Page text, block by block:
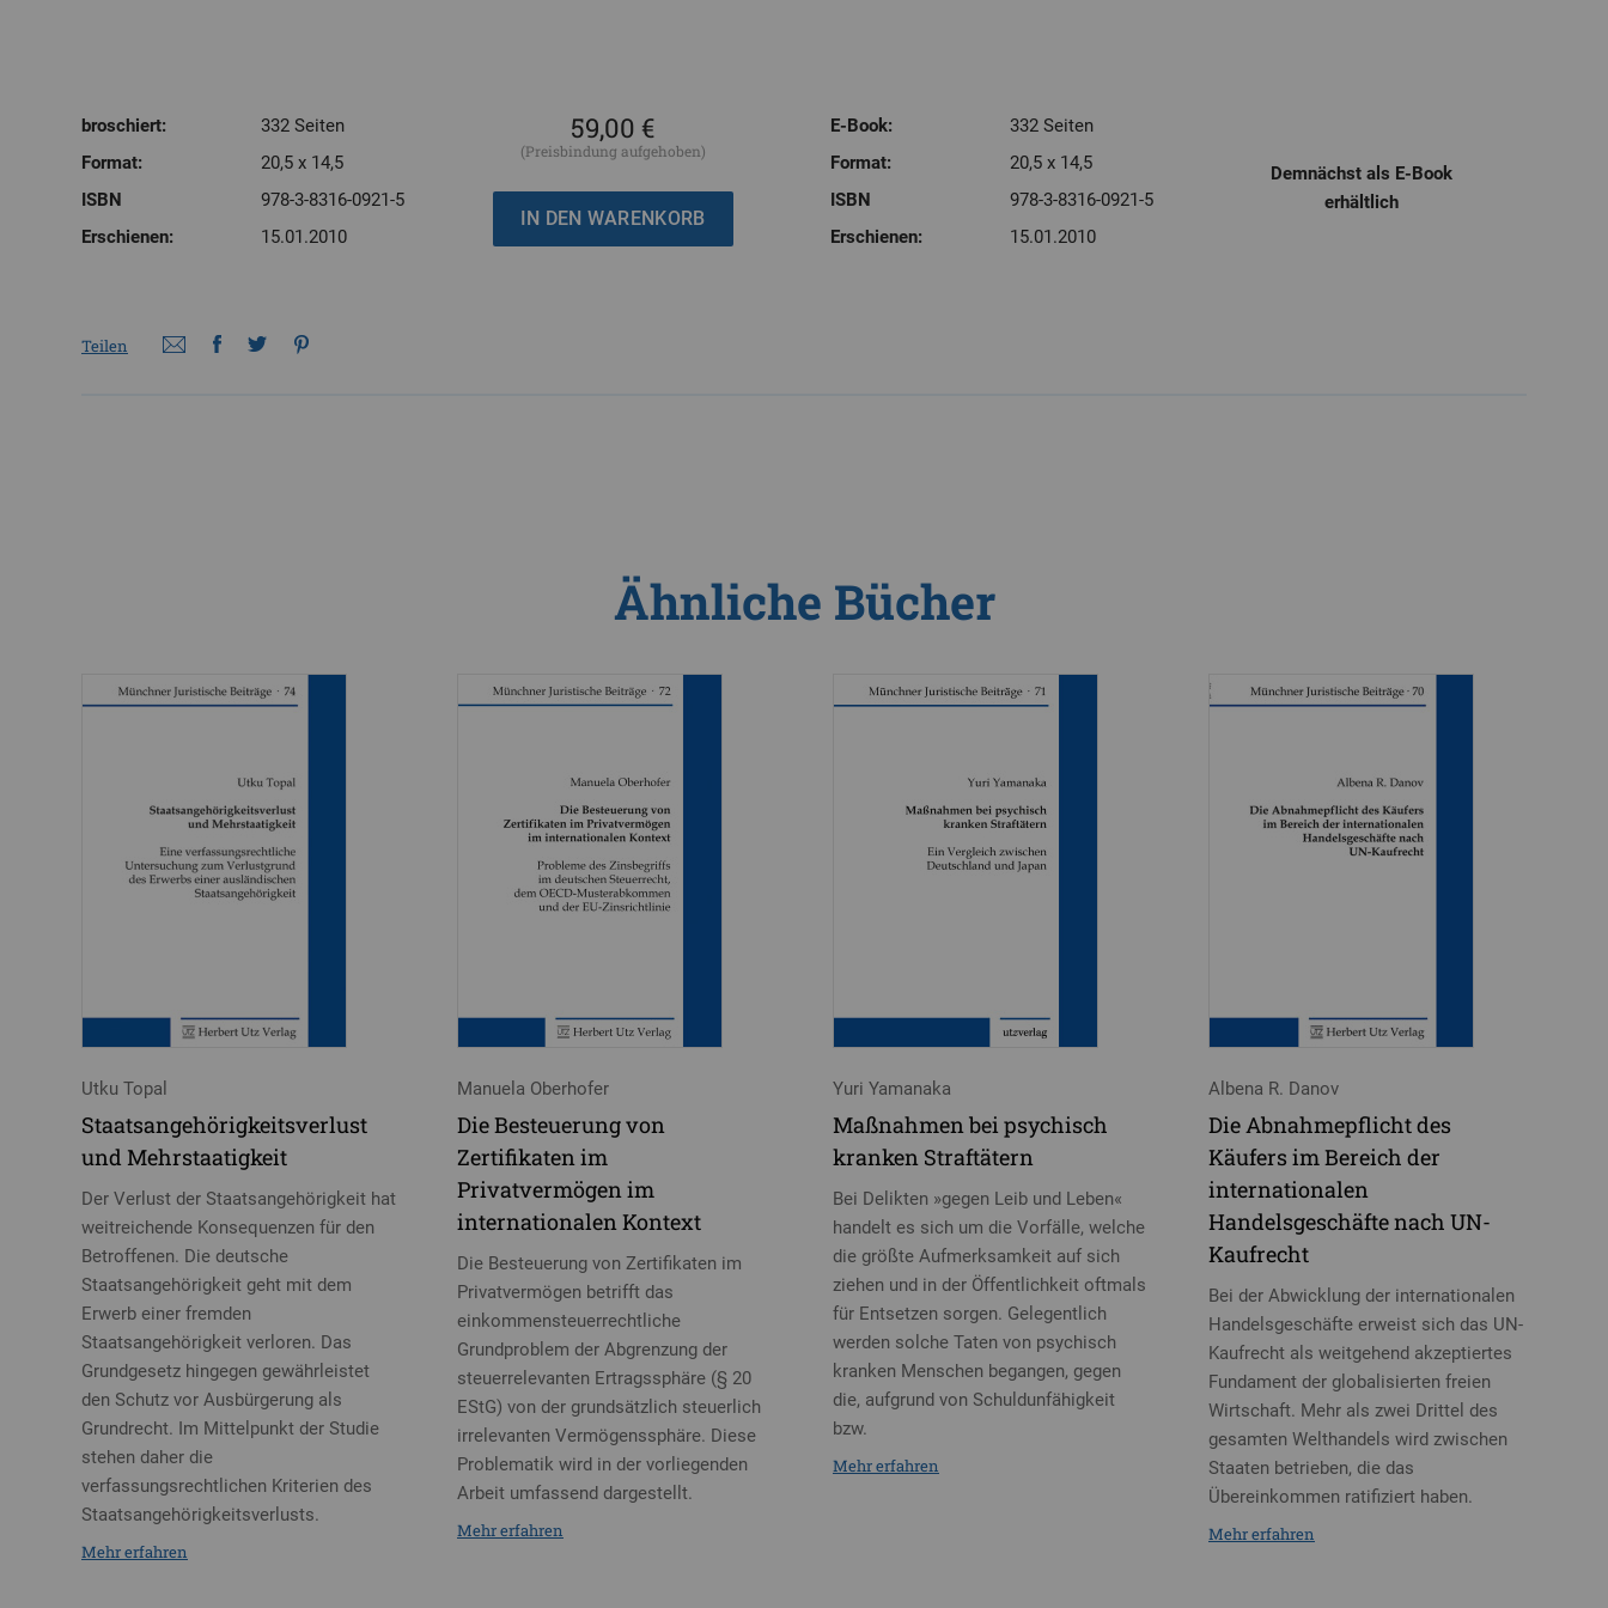
broschiert:
332 Seiten
Format:
20,5 x 14,5
ISBN
978-3-8316-0921-5
Erschienen:
15.01.2010
59,00 €
(Preisbindung aufgehoben)
E-Book:
332 Seiten
Format:
20,5 x 14,5
ISBN
978-3-8316-0921-5
Erschienen:
15.01.2010
Demnächst als E-Book
erhältlich
Teilen
Ähnliche Bücher
Utku Topal
Staatsangehörigkeitsverlust
und Mehrstaatigkeit
Der Verlust der Staatsangehörigkeit hat
weitreichende Konsequenzen für den
Betroffenen. Die deutsche
Staatsangehörigkeit geht mit dem
Erwerb einer fremden
Staatsangehörigkeit verloren. Das
Grundgesetz hingegen gewährleistet
den Schutz vor Ausbürgerung als
Grundrecht. Im Mittelpunkt der Studie
stehen daher die
verfassungsrechtlichen Kriterien des
Staatsangehörigkeitsverlusts.
Mehr erfahren
Manuela Oberhofer
Die Besteuerung von
Zertifikaten im
Privatvermögen im
internationalen Kontext
Die Besteuerung von Zertifikaten im
Privatvermögen betrifft das
einkommensteuerrechtliche
Grundproblem der Abgrenzung der
steuerrelevanten Ertragssphäre (§ 20
EStG) von der grundsätzlich steuerlich
irrelevanten Vermögenssphäre. Diese
Problematik wird in der vorliegenden
Arbeit umfassend dargestellt.
Mehr erfahren
Yuri Yamanaka
Maßnahmen bei psychisch
kranken Straftätern
Bei Delikten »gegen Leib und Leben«
handelt es sich um die Vorfälle, welche
die größte Aufmerksamkeit auf sich
ziehen und in der Öffentlichkeit oftmals
für Entsetzen sorgen. Gelegentlich
werden solche Taten von psychisch
kranken Menschen begangen, gegen
die, aufgrund von Schuldunfähigkeit
bzw.
Mehr erfahren
Albena R. Danov
Die Abnahmepflicht des
Käufers im Bereich der
internationalen
Handelsgeschäfte nach UN-
Kaufrecht
Bei der Abwicklung der internationalen
Handelsgeschäfte erweist sich das UN-
Kaufrecht als weitgehend akzeptiertes
Fundament der globalisierten freien
Wirtschaft. Mehr als zwei Drittel des
gesamten Welthandels wird zwischen
Staaten betrieben, die das
Übereinkommen ratifiziert haben.
Mehr erfahren